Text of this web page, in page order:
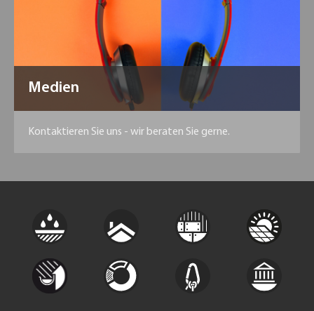
Medien
Kontaktieren Sie uns - wir beraten Sie gerne.